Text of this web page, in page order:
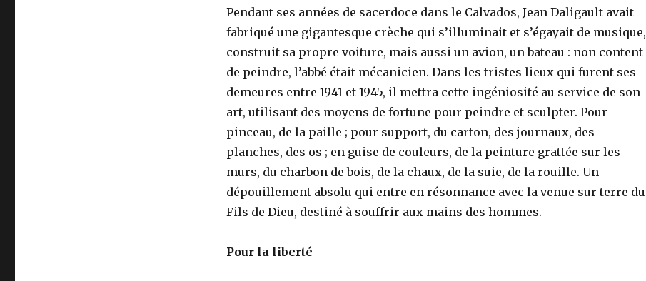
Pendant ses années de sacerdoce dans le Calvados, Jean Daligault avait
fabriqué une gigantesque crèche qui s’illuminait et s’égayait de musique,
construit sa propre voiture, mais aussi un avion, un bateau : non content
de peindre, l’abbé était mécanicien. Dans les tristes lieux qui furent ses
demeures entre 1941 et 1945, il mettra cette ingéniosité au service de son
art, utilisant des moyens de fortune pour peindre et sculpter. Pour
pinceau, de la paille ; pour support, du carton, des journaux, des
planches, des os ; en guise de couleurs, de la peinture grattée sur les
murs, du charbon de bois, de la chaux, de la suie, de la rouille. Un
dépouillement absolu qui entre en résonnance avec la venue sur terre du
Fils de Dieu, destiné à souffrir aux mains des hommes.
Pour la liberté